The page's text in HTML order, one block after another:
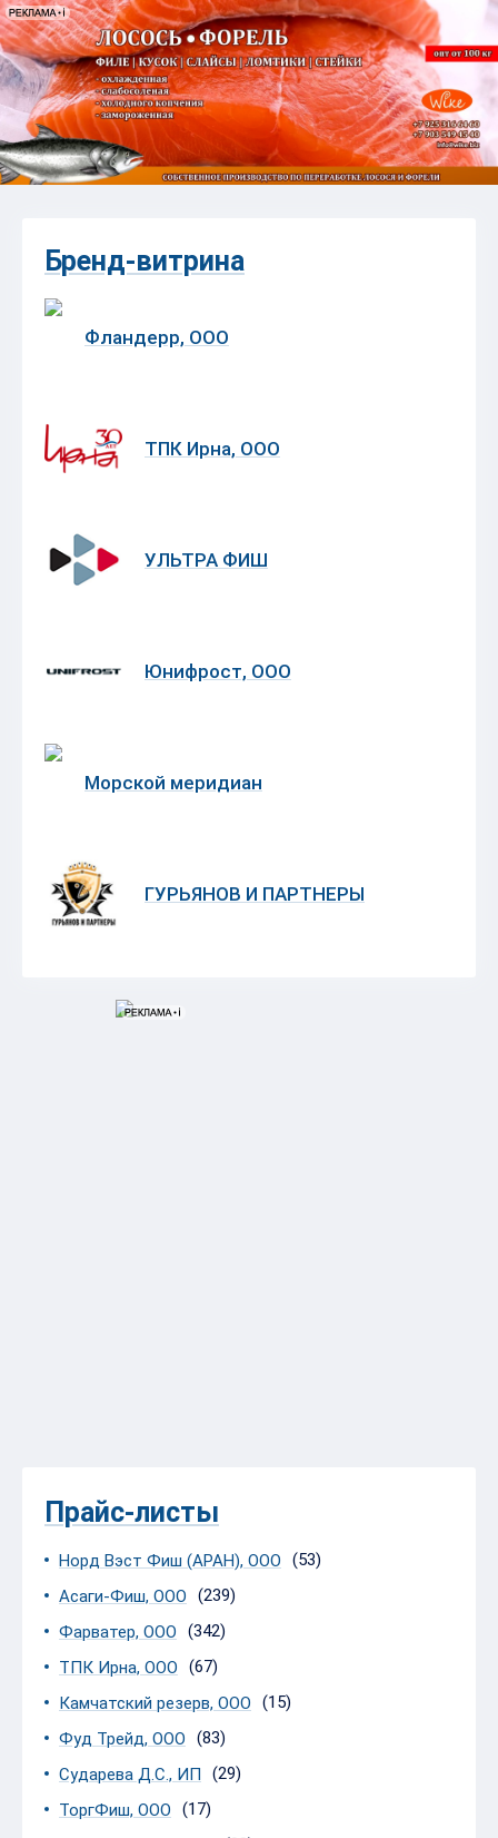
Бренд-витрина
Фландерр, ООО
ТПК Ирна, ООО
УЛЬТРА ФИШ
Юнифрост, ООО
Морской меридиан
ГУРЬЯНОВ И ПАРТНЕРЫ
Прайс-листы
Норд Вэст Фиш (АРАН), ООО
(53)
Асаги-Фиш, ООО
(239)
Фарватер, ООО
(342)
ТПК Ирна, ООО
(67)
Камчатский резерв, ООО
(15)
Фуд Трейд, ООО
(83)
Сударева Д.С., ИП
(29)
ТоргФиш, ООО
(17)